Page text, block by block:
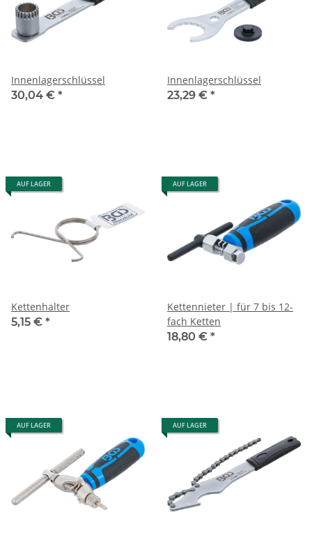
Innenlagerschlüssel
30,04 € *
Innenlagerschlüssel
23,29 € *
AUF LAGER
Kettenhalter
5,15 € *
AUF LAGER
Kettennieter | für 7 bis 12-
fach Ketten
18,80 € *
AUF LAGER AUF LAGER